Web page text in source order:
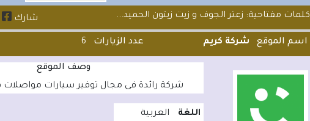
كلمات مفتاحية: زعتر الجوف و زيت زيتون الحميد... شارك
اسم الموقع شركة كريم عدد الزيارات 6
وصف الموقع
شركة رائدة فى مجال توفير سيارات مواصلات
اللغة العربية